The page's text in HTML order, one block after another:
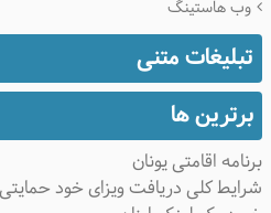
وب هاستینگ
تبلیغات متنی
برترین ها
برنامه اقامتی یونان
شرایط کلی دریافت ویزای خود حمایتی